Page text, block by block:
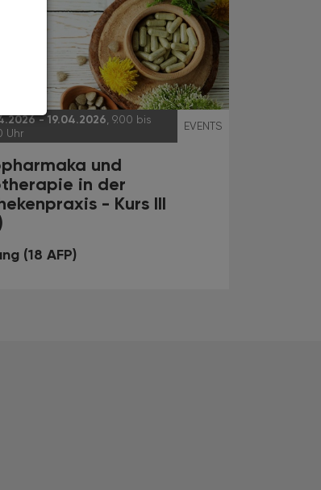
- 19.04.2026, 9.00 bis
Uhr
EVENTS
und
in der
- Kurs III
(18 AFP)